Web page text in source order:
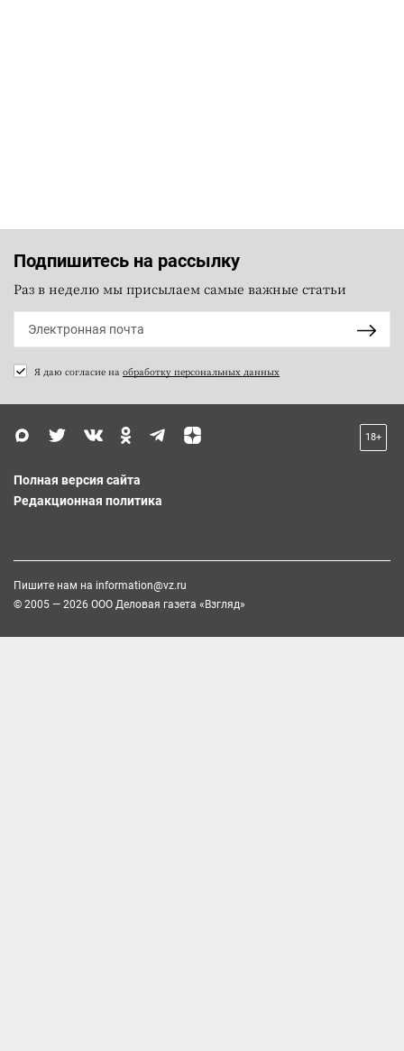
Подпишитесь на рассылку
Раз в неделю мы присылаем самые важные статьи
Я даю согласие на обработку персональных данных
18+
Полная версия сайта
Редакционная политика
Пишите нам на information@vz.ru
© 2005 — 2026 ООО Деловая газета «Взгляд»